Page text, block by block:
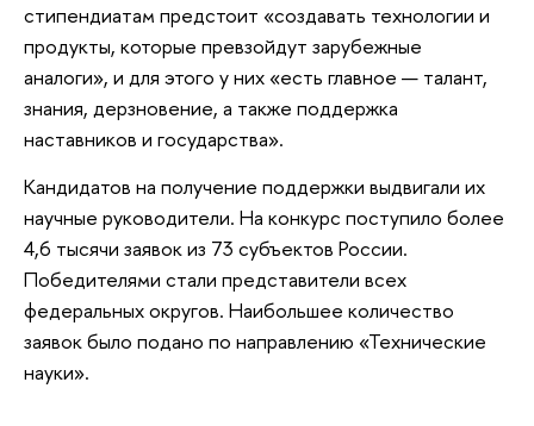
стипендиатам предстоит «создавать технологии и
продукты, которые превзойдут зарубежные
аналоги», и для этого у них «есть главное — талант,
знания, дерзновение, а также поддержка
наставников и государства».
Кандидатов на получение поддержки выдвигали их
научные руководители. На конкурс поступило более
4,6 тысячи заявок из 73 субъектов России.
Победителями стали представители всех
федеральных округов. Наибольшее количество
заявок было подано по направлению «Технические
науки».